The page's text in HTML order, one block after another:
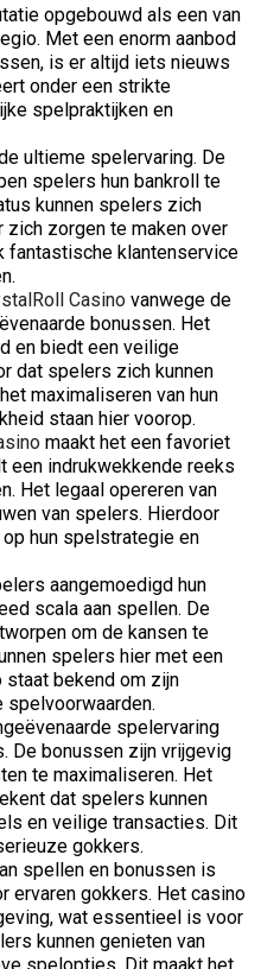
opgebouwd als een van
Met een enorm aanbod
is er altijd iets nieuws
onder een strikte
spelpraktijken en
ultieme spelervaring. De
spelers hun bankroll te
kunnen spelers zich
zich zorgen te maken over
fantastische klantenservice
Casino vanwege de
bonussen. Het
en biedt een veilige
dat spelers zich kunnen
maximaliseren van hun
staan hier voorop.
maakt het een favoriet
een indrukwekkende reeks
Het legaal opereren van
van spelers. Hierdoor
hun spelstrategie en
aangemoedigd hun
scala aan spellen. De
om de kansen te
spelers hier met een
staat bekend om zijn
spelvoorwaarden.
spelervaring
De bonussen zijn vrijgevig
te maximaliseren. Het
dat spelers kunnen
en veilige transacties. Dit
gokkers.
spellen en bonussen is
ervaren gokkers. Het casino
wat essentieel is voor
kunnen genieten van